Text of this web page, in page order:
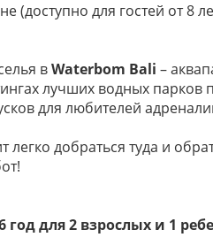
(доступно для гостей от 8
вWaterbom Bali –
лучших водных парков
для любителей
добраться туда и
для 2 взрослых и 1